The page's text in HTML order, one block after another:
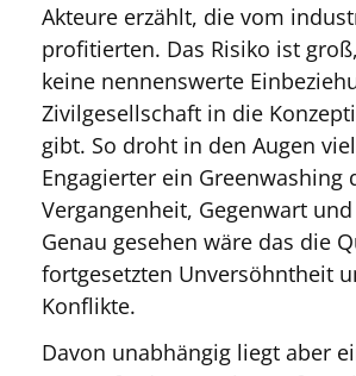
Akteure erzählt, die vom
profitierten. Das Risiko ist
keine nennenswerte
Zivilgesellschaft in die
gibt. So droht in den Augen
Engagierter ein Greenwashing
Vergangenheit, Gegenwart
Genau gesehen wäre das die
fortgesetzten Unversöhntheit
Konflikte.
Davon unabhängig liegt aber